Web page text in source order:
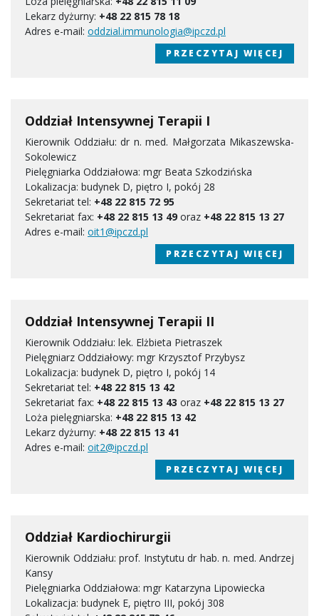
Lekarz dyżurny: +48 22 815 78 18
Adres e-mail: oddzial.immunologia@ipczd.pl
PRZECZYTAJ WIĘCEJ
Oddział Intensywnej Terapii I
Kierownik Oddziału: dr n. med. Małgorzata Mikaszewska-
Sokolewicz
Pielęgniarka Oddziałowa: mgr Beata Szkodzińska
Lokalizacja: budynek D, piętro I, pokój 28
Sekretariat tel: +48 22 815 72 95
Sekretariat fax: +48 22 815 13 49 oraz +48 22 815 13 27
Adres e-mail: oit1@ipczd.pl
PRZECZYTAJ WIĘCEJ
Oddział Intensywnej Terapii II
Kierownik Oddziału: lek. Elżbieta Pietraszek
Pielęgniarz Oddziałowy: mgr Krzysztof Przybysz
Lokalizacja: budynek D, piętro I, pokój 14
Sekretariat tel: +48 22 815 13 42
Sekretariat fax: +48 22 815 13 43 oraz +48 22 815 13 27
Loża pielęgniarska: +48 22 815 13 42
Lekarz dyżurny: +48 22 815 13 41
Adres e-mail: oit2@ipczd.pl
PRZECZYTAJ WIĘCEJ
Oddział Kardiochirurgii
Kierownik Oddziału: prof. Instytutu dr hab. n. med. Andrzej
Kansy
Pielęgniarka Oddziałowa: mgr Katarzyna Lipowiecka
Lokalizacja: budynek E, piętro III, pokój 308